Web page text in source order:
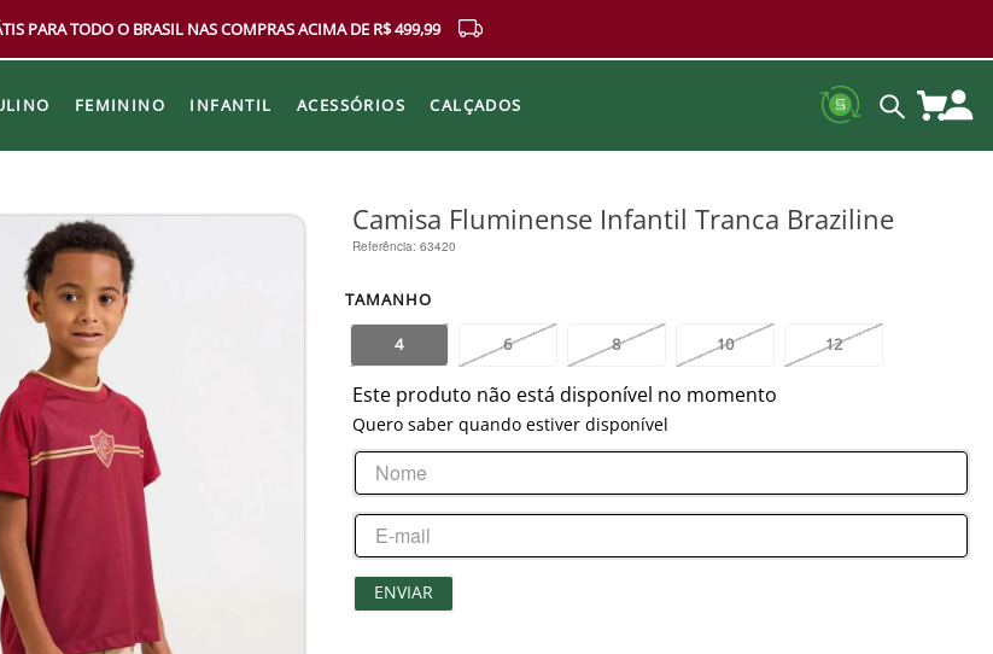
PARA TODO O BRASIL NAS COMPRAS ACIMA DE R$ 499,99
FEMININO INFANTIL ACESSÓRIOS CALÇADOS
Camisa Fluminense Infantil Tranca Braziline
Referência: 63420
TAMANHO
4 6 8 10 12
Este produto não está disponível no momento
Quero saber quando estiver disponível
ENVIAR